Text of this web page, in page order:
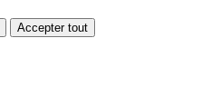
Accepter tout